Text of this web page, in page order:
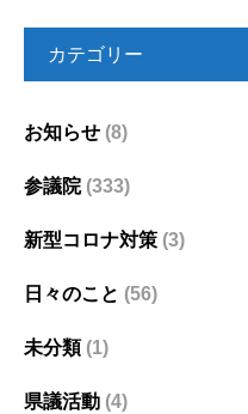
カテゴリー
お知らせ (8)
参議院(333)
新型コロナ対策 (3)
日々のこと (56)
未分類(1)
県議活動 (4)